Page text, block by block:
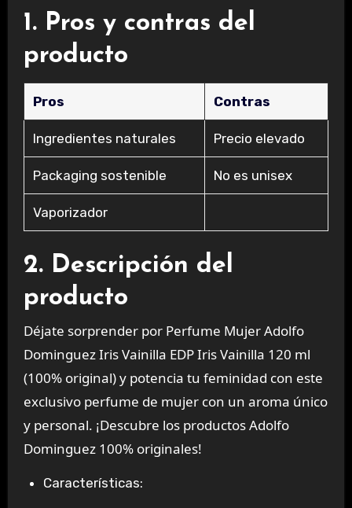
1. Pros y contras del
producto
Pros Contras
Ingredientes naturales Precio elevado
Packaging sostenible No es unisex
Vaporizador
2. Descripción del
producto
Déjate sorprender por Perfume Mujer Adolfo
Dominguez Iris Vainilla EDP Iris Vainilla 120 ml
(100% original)y potencia tu feminidad con este
exclusivo perfume de mujercon un aroma único
y personal. ¡Descubre los productos Adolfo
Dominguez 100% originales!
Características: